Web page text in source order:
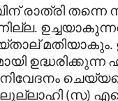
രാത്രി തന്നെ
.
മതിയാകും.
ഉദ്ധരിക്കുന്ന
നിവേദനം
(സ)